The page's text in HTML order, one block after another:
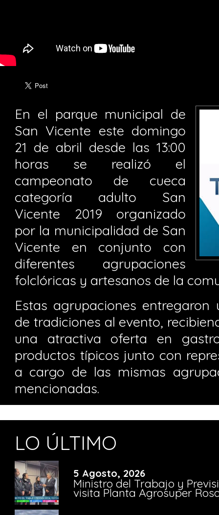
En el parque municipal de
San Vicente este domingo
21 de abril desde las 13:00
horas se realizó el
campeonato de cueca
categoría adulto San
Vicente 2019 organizado
por la municipalidad de San
Vicente en conjunto con
diferentes agrupaciones
folclóricas y artesanos de la
Estas agrupaciones
de tradiciones al evento,
una atractiva oferta en
productos típicos junto con
a cargo de las mismas
mencionadas.
LO ÚLTIMO
5 Agosto, 2026
Ministro del Trabajo y
visita Planta Agrosuper